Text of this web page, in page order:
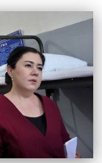
jarayonlarda OAV